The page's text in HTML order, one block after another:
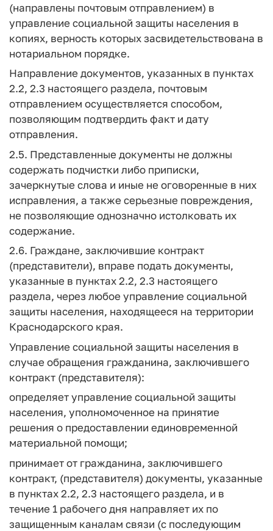
(направлены почтовым отправлением) в
управление социальной защиты населения в
копиях, верность которых засвидетельствована в
нотариальном порядке.
Направление документов, указанных в пунктах
2.2, 2.3 настоящего раздела, почтовым
отправлением осуществляется способом,
позволяющим подтвердить факт и дату
отправления.
2.5. Представленные документы не должны
содержать подчистки либо приписки,
зачеркнутые слова и иные не оговоренные в них
исправления, а также серьезные повреждения,
не позволяющие однозначно истолковать их
содержание.
2.6. Граждане, заключившие контракт
(представители), вправе подать документы,
указанные в пунктах 2.2, 2.3 настоящего
раздела, через любое управление социальной
защиты населения, находящееся на территории
Краснодарского края.
Управление социальной защиты населения в
случае обращения гражданина, заключившего
контракт (представителя):
определяет управление социальной защиты
населения, уполномоченное на принятие
решения о предоставлении единовременной
материальной помощи;
принимает от гражданина, заключившего
контракт, (представителя) документы, указанные
в пунктах 2.2, 2.3 настоящего раздела, и в
течение 1 рабочего дня направляет их по
защищенным каналам связи (с последующим